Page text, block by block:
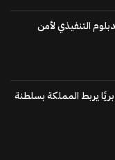
التنفيذي لأمن
يربط المملكة بسلطنة